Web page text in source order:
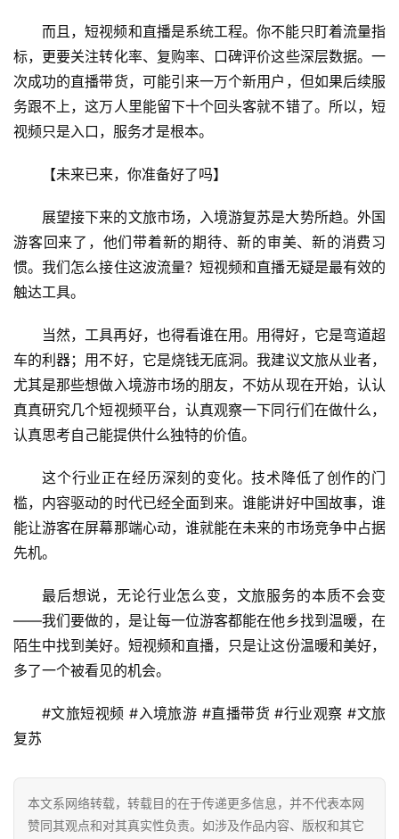
而且，短视频和直播是系统工程。你不能只盯着流量指
标，更要关注转化率、复购率、口碑评价这些深层数据。一
次成功的直播带货，可能引来一万个新用户，但如果后续服
务跟不上，这万人里能留下十个回头客就不错了。所以，短
视频只是入口，服务才是根本。
【未来已来，你准备好了吗】
展望接下来的文旅市场，入境游复苏是大势所趋。外国
游客回来了，他们带着新的期待、新的审美、新的消费习
惯。我们怎么接住这波流量？短视频和直播无疑是最有效的
触达工具。
当然，工具再好，也得看谁在用。用得好，它是弯道超
车的利器；用不好，它是烧钱无底洞。我建议文旅从业者，
尤其是那些想做入境游市场的朋友，不妨从现在开始，认认
真真研究几个短视频平台，认真观察一下同行们在做什么，
认真思考自己能提供什么独特的价值。
这个行业正在经历深刻的变化。技术降低了创作的门
槛，内容驱动的时代已经全面到来。谁能讲好中国故事，谁
能让游客在屏幕那端心动，谁就能在未来的市场竞争中占据
先机。
最后想说，无论行业怎么变，文旅服务的本质不会变
——我们要做的，是让每一位游客都能在他乡找到温暖，在
陌生中找到美好。短视频和直播，只是让这份温暖和美好，
多了一个被看见的机会。
#文旅短视频 #入境旅游 #直播带货 #行业观察 #文旅
复苏
本文系网络转载，转载目的在于传递更多信息，并不代表本网
赞同其观点和对其真实性负责。如涉及作品内容、版权和其它